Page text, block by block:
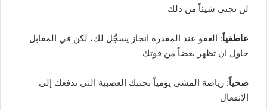
لن تجني شيئاً من ذلك
عاطفياً: العفو عند المقدرة انجاز يسجَّل لك، لكن في المقابل
حاول ان تظهر بعضاً من قوتك
صحياً: رياضة المشي يومياً تجنبك العصبية التي تدفعك إلى
الانفعال